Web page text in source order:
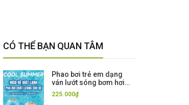
CÓ THỂ BẠN QUAN TÂM
Phao bơi trẻ em dạng
ván lướt sóng bơm hơi
có tay cầm – dày dặn,
tập bơi & chơi nước cho
225.000₫